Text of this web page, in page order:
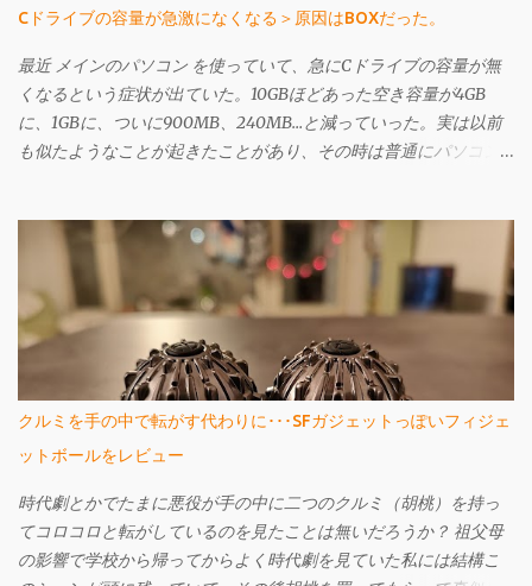
Cドライブの容量が急激になくなる＞原因はBOXだった。
最近 メインのパソコン を使っていて、急にCドライブの容量が無
くなるという症状が出ていた。10GBほどあった空き容量が4GB
に、1GBに、ついに900MB、240MB…と減っていった。実は以前
も似たようなことが起きたことがあり、その時は普通にパソコン
ルが溜まる場合もあるらしく、そういう場合なら再起動で直ると
も聞いたのだが、今回は違った。 再起動をすることで多少容量の
変化が見られ、240MBだったのが再起動すると900MBに戻ったり
もした。だが、なにも自分ではダウンロードしたつもりはない
し、一向に改善される気配がない。 使わないソフトをアンインス
トールしたり、いらないファイルを消したり、ディスククリーン
アップもしたし、仮想メモリとか、システムの復元用に容量が取
られているんじゃないかとおもったりもしたが、どれも違った。
結局 TreeSize Free を使って、どこが容量を圧迫しているのか見て
見ることにした。このソフトは、ツリー形式でどのフォルダにど
れくらいの容量が使われているのかがわかる。 そしてわかったの
がこれだ。実際にはスクリーンショットを撮る前にいくらかファ
イルを消してしまったのだが、問題はこれ、クラウドストレージ
クルミを手の中で転がす代わりに･･･SFガジェットっぽいフィジェ
ットボールをレビュー
時代劇とかでたまに悪役が手の中に二つのクルミ（胡桃）を持っ
てコロコロと転がしているのを見たことは無いだろうか？ 祖父母
の影響で学校から帰ってからよく時代劇を見ていた私には結構こ